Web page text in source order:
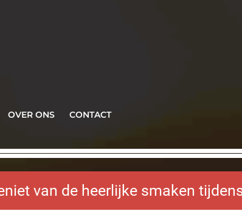
OVER ONS CONTACT
van de heerlijke smaken